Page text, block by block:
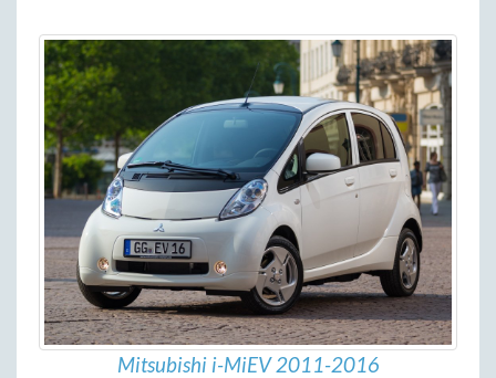
Mitsubishi i-MiEV 2011-2016